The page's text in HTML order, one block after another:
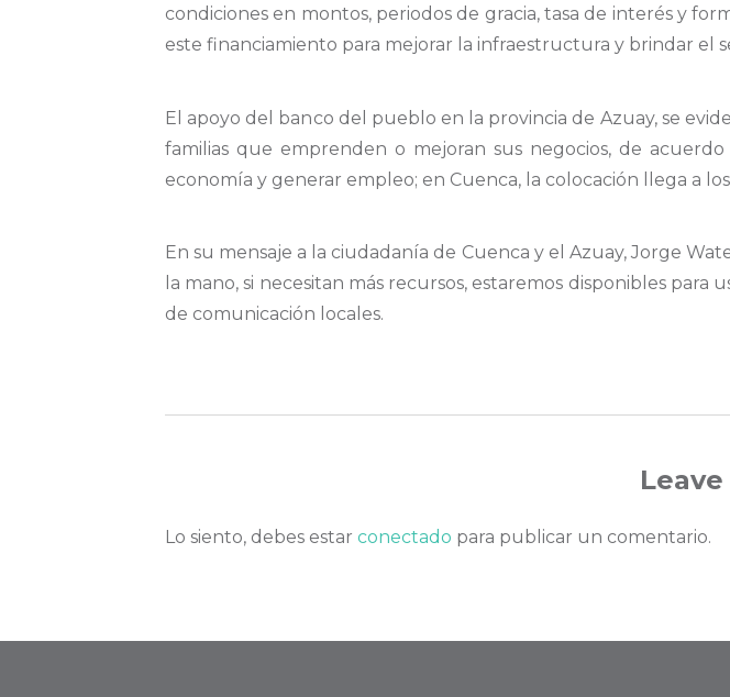
condiciones en montos, periodos de gracia, tasa de interés y
este financiamiento para mejorar la infraestructura y brindar el
El apoyo del banco del pueblo en la provincia de Azuay, se
familias que emprenden o mejoran sus negocios, de
economía y generar empleo; en Cuenca, la colocación llega a
En su mensaje a la ciudadanía de Cuenca y el Azuay, Jorge
la mano, si necesitan más recursos, estaremos disponibles
de comunicación locales.
Lo siento, debes estar conectado para publicar un comentario.